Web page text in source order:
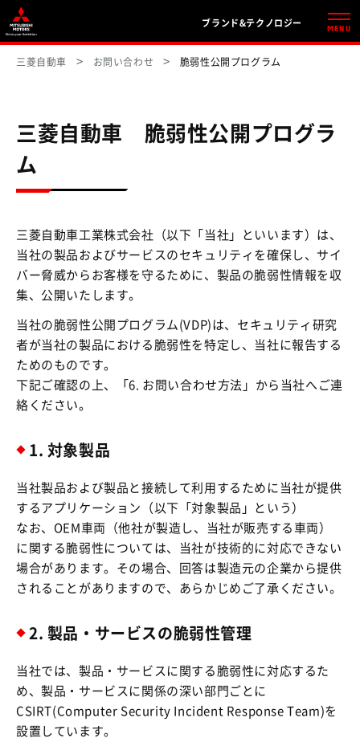
ブランド&テクノロジー
MENU
三菱自動車 お問い合わせ 脆弱性公開プログラム
三菱自動車 脆弱性公開プログラ
ム
三菱自動車工業株式会社（以下「当社」といいます）は、
当社の製品およびサービスのセキュリティを確保し、サイ
バー脅威からお客様を守るために、製品の脆弱性情報を収
集、公開いたします。
当社の脆弱性公開プログラム(VDP)は、セキュリティ研究
者が当社の製品における脆弱性を特定し、当社に報告する
ためのものです。
下記ご確認の上、「6. お問い合わせ方法」から当社へご連
絡ください。
1. 対象製品
当社製品および製品と接続して利用するために当社が提供
するアプリケーション（以下「対象製品」という）
なお、OEM車両（他社が製造し、当社が販売する車両）
に関する脆弱性については、当社が技術的に対応できない
場合があります。その場合、回答は製造元の企業から提供
されることがありますので、あらかじめご了承ください。
2. 製品・サービスの脆弱性管理
当社では、製品・サービスに関する脆弱性に対応するた
め、製品・サービスに関係の深い部門ごとに
CSIRT(Computer Security Incident Response Team)を
設置しています。